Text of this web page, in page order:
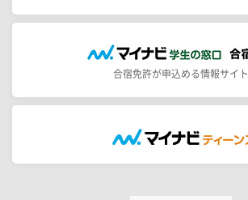
合宿免許が申込める情報サイト